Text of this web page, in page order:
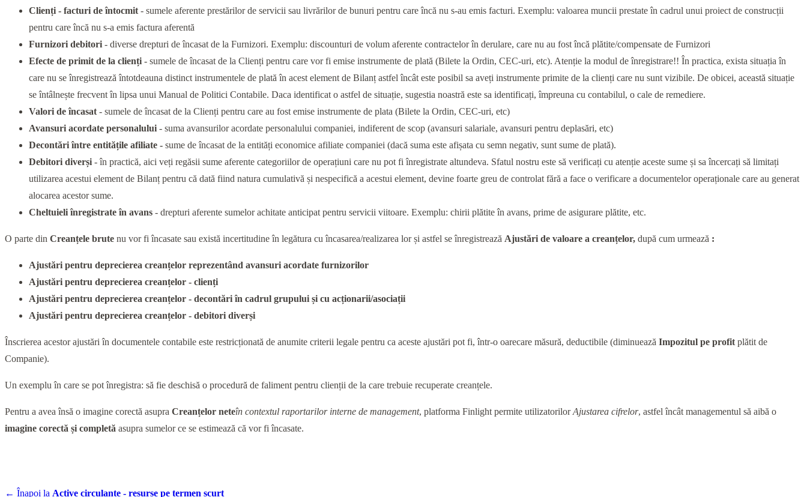
Clienți - facturi de întocmit - sumele aferente prestărilor de servicii sau livrărilor de bunuri pentru care încă nu s-au emis facturi. Exemplu: valoarea muncii prestate în cadrul unui proiect de construcții
pentru care încă nu s-a emis factura aferentă
Furnizori debitori - diverse drepturi de încasat de la Furnizori. Exemplu: discounturi de volum aferente contractelor în derulare, care nu au fost încă plătite/compensate de Furnizori
Efecte de primit de la clienți - sumele de încasat de la Clienți pentru care vor fi emise instrumente de plată (Bilete la Ordin, CEC-uri, etc). Atenție la modul de înregistrare!! În practica, exista situația în
care nu se înregistrează întotdeauna distinct instrumentele de plată în acest element de Bilanț astfel încât este posibil sa aveți instrumente primite de la clienți care nu sunt vizibile. De obicei, această situație
se întâlnește frecvent în lipsa unui Manual de Politici Contabile. Daca identificat o astfel de situație, sugestia noastră este sa identificați, împreuna cu contabilul, o cale de remediere.
Valori de încasat - sumele de încasat de la Clienți pentru care au fost emise instrumente de plata (Bilete la Ordin, CEC-uri, etc)
Avansuri acordate personalului - suma avansurilor acordate personalului companiei, indiferent de scop (avansuri salariale, avansuri pentru deplasări, etc)
Decontări între entitățile afiliate - sume de încasat de la entități economice afiliate companiei (dacă suma este afișata cu semn negativ, sunt sume de plată).
Debitori diverși - în practică, aici veți regăsii sume aferente categoriilor de operațiuni care nu pot fi înregistrate altundeva. Sfatul nostru este să verificați cu atenție aceste sume și sa încercați să limitați
utilizarea acestui element de Bilanț pentru că dată fiind natura cumulativă și nespecifică a acestui element, devine foarte greu de controlat fără a face o verificare a documentelor operaționale care au generat
alocarea acestor sume.
Cheltuieli înregistrate în avans - drepturi aferente sumelor achitate anticipat pentru servicii viitoare. Exemplu: chirii plătite în avans, prime de asigurare plătite, etc.
O parte din Creanțele brute nu vor fi încasate sau există incertitudine în legătura cu încasarea/realizarea lor și astfel se înregistrează Ajustări de valoare a creanțelor, după cum urmează :
Ajustări pentru deprecierea creanțelor reprezentând avansuri acordate furnizorilor
Ajustări pentru deprecierea creanțelor - clienți
Ajustări pentru deprecierea creanțelor - decontări în cadrul grupului și cu acționarii/asociații
Ajustări pentru deprecierea creanțelor - debitori diverși
Înscrierea acestor ajustări în documentele contabile este restricționată de anumite criterii legale pentru ca aceste ajustări pot fi, într-o oarecare măsură, deductibile (diminuează Impozitul pe profit plătit de
Companie).
Un exemplu în care se pot înregistra: să fie deschisă o procedură de faliment pentru clienții de la care trebuie recuperate creanțele.
Pentru a avea însă o imagine corectă asupra Creanțelor neteîn contextul raportarilor interne de management, platforma Finlight permite utilizatorilorAjustarea cifrelor, astfel încât managementul să aibă o
imagine corectă și completă asupra sumelor ce se estimează că vor fi încasate.
← Înapoi la Active circulante - resurse pe termen scurt